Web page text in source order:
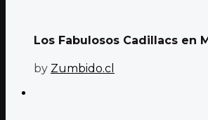
Los Fabulosos Cadillacs en
by Zumbido.cl